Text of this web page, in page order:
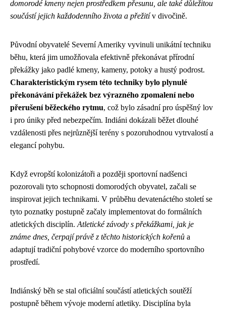
domorodé kmeny nejen prostředkem přesunu, ale také důležitou
součástí jejich každodenního života a přežitív divočině.
Původní obyvatelé Severní Ameriky vyvinuli unikátní techniku
běhu, která jim umožňovala efektivně překonávat přírodní
překážky jako padlé kmeny, kameny, potoky a hustý podrost.
Charakteristickým rysem této techniky bylo plynulé
překonávání překážek bez výrazného zpomalení nebo
přerušení běžeckého rytmu, což bylo zásadní pro úspěšný lov
i pro úniky před nebezpečím. Indiáni dokázali běžet dlouhé
vzdálenosti přes nejrůznější terény s pozoruhodnou vytrvalostí a
elegancí pohybu.
Když evropští kolonizátoři a později sportovní nadšenci
pozorovali tyto schopnosti domorodých obyvatel, začali se
inspirovat jejich technikami. V průběhu devatenáctého století se
tyto poznatky postupně začaly implementovat do formálních
atletických disciplín.Atletické závody s překážkami, jak je
známe dnes, čerpají právě z těchto historických kořenů a
adaptují tradiční pohybové vzorce do moderního sportovního
prostředí.
Indiánský běh se stal oficiální součástí atletických soutěží
postupně během vývoje moderní atletiky. Disciplína byla